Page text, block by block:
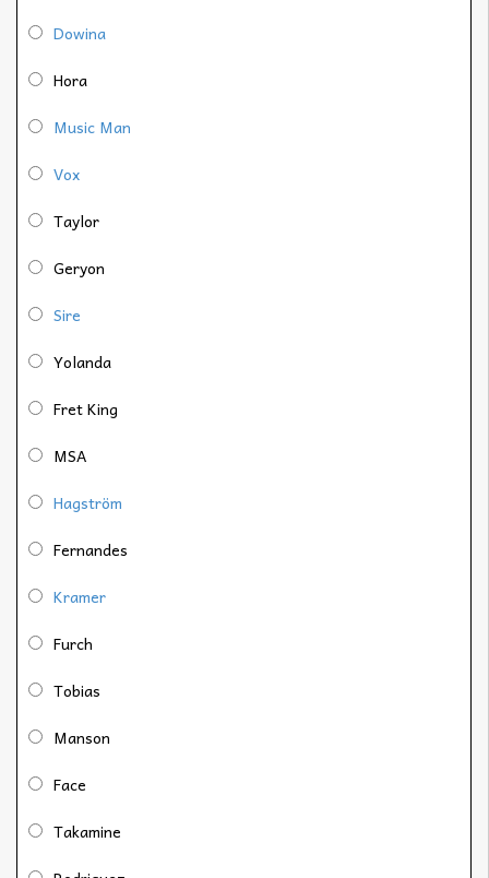
Dowina
Hora
Music Man
Vox
Taylor
Geryon
Sire
Yolanda
Fret King
MSA
Hagström
Fernandes
Kramer
Furch
Tobias
Manson
Face
Takamine